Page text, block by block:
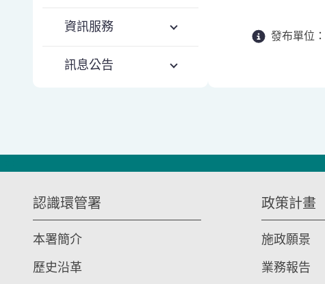
資訊服務
訊息公告
發布單位：
認識環管署
本署簡介
歷史沿革
政策計畫
施政願景
業務報告